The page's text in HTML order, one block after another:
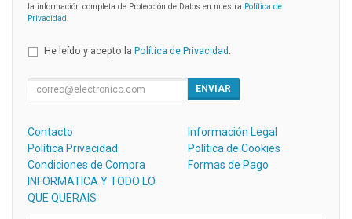
la información completa de Protección de Datos en nuestra Política de
Privacidad
He leído y acepto la Política de Privacidad
ENVIAR
Contacto
Información Legal
Política Privacidad
Política de Cookies
Condiciones de Compra
Formas de Pago
INFORMATICA Y TODO LO
QUE QUERAIS